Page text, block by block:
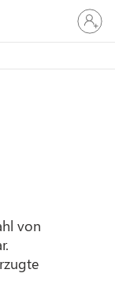
Bei
Ihrem
Konto
von